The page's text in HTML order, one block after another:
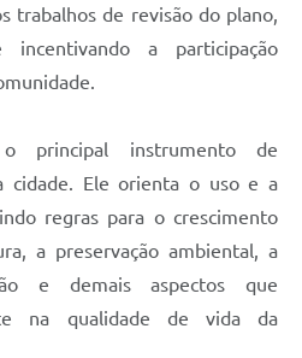
trabalhos de revisão do plano,
incentivando a participação
principal instrumento de
cidade. Ele orienta o uso e a
regras para o crescimento
a preservação ambiental, a
e demais aspectos que
na qualidade de vida da